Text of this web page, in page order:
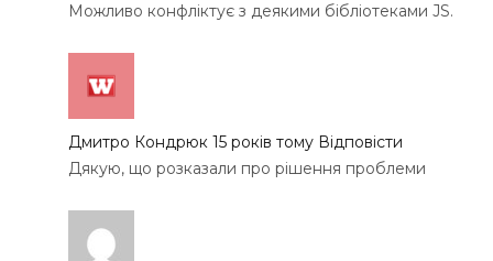
Можливо конфліктує з деякими бібліотеками JS.
Дмитро Кондрюк 15 років тому Відповісти
Дякую, що розказали про рішення проблеми